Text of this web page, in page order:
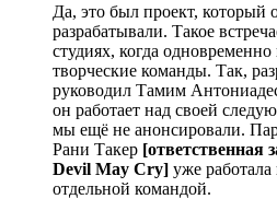
Да, это был проект, который
разрабатывали. Такое
студиях, когда
творческие команды. Так,
руководил Тамим
он работает над своей
мы ещё не анонсировали.
Рани Такер [ответственная
Devil May Cry] уже работала
отдельной командой.